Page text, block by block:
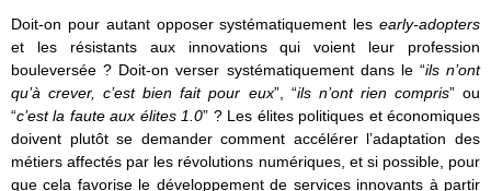
Doit-on pour autant opposer systématiquement les early-adopters
et les résistants aux innovations qui voient leur profession
bouleversée ? Doit-on verser systématiquement dans le “ils n’ont
qu’à crever, c’est bien fait pour eux”, “ils n’ont rien compris” ou
“c’est la faute aux élites 1.0” ? Les élites politiques et économiques
doivent plutôt se demander comment accélérer l’adaptation des
métiers affectés par les révolutions numériques, et si possible, pour
que cela favorise le développement de services innovants à partir